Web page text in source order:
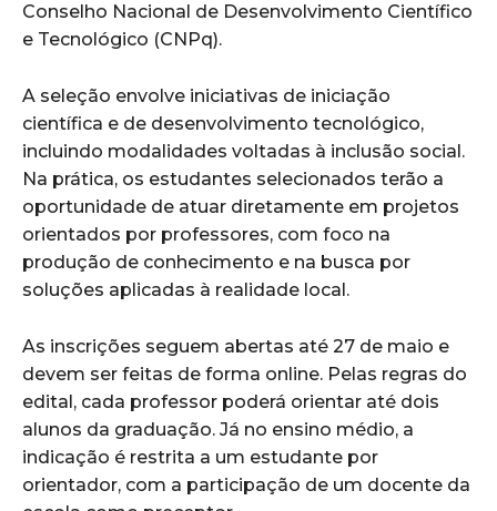
Conselho Nacional de Desenvolvimento Científico
e Tecnológico (CNPq).
A seleção envolve iniciativas de iniciação
científica e de desenvolvimento tecnológico,
incluindo modalidades voltadas à inclusão social.
Na prática, os estudantes selecionados terão a
oportunidade de atuar diretamente em projetos
orientados por professores, com foco na
produção de conhecimento e na busca por
soluções aplicadas à realidade local.
As inscrições seguem abertas até 27 de maio e
devem ser feitas de forma online. Pelas regras do
edital, cada professor poderá orientar até dois
alunos da graduação. Já no ensino médio, a
indicação é restrita a um estudante por
orientador, com a participação de um docente da